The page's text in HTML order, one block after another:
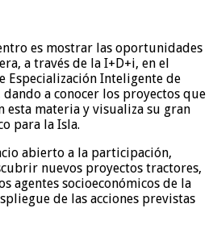
es mostrar las oportunidades
a través de la I+D+i, en el
Especialización Inteligente de
dando a conocer los proyectos que
esta materia y visualiza su gran
para la Isla.
abierto a la participación,
nuevos proyectos tractores,
agentes socioeconómicos de la
de las acciones previstas